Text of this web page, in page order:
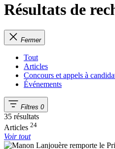
Résultats de
Fermer
Tout
Articles
Concours et appels à
Événements
Filtres 0
35 résultats
Articles 24
Voir tout